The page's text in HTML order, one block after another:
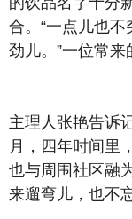
合。“一点儿也
劲儿。”一位常来
主理人张艳告诉
月，四年时间里
也与周围社区融
来遛弯儿，也不